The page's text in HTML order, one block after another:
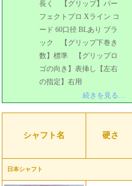
長く 【グリップ】パー
フェクトプロ Xライン コ
ード 60口径 BLあり ブラ
ック 【グリップ下巻き
数】標準 【グリップロ
ゴの向き】表挿し【左右
の指定】右用
続きを見る…
シャフト名 硬さ
日本シャフト